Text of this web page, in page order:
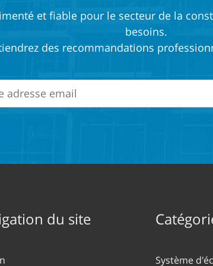
et fiable pour le secteur de la
besoins.
des recommandations
du site
Système